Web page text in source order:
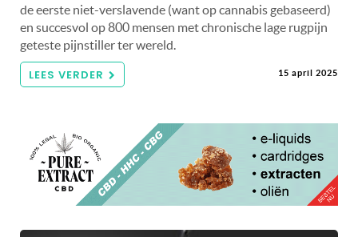
de eerste niet-verslavende (want op cannabis gebaseerd)
en succesvol op 800 mensen met chronische lage rugpijn
geteste pijnstiller ter wereld.
LEES VERDER 15 april 2025